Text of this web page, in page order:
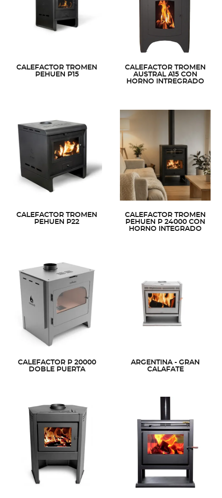
CALEFACTOR TROMEN
PEHUEN P15
CALEFACTOR TROMEN
AUSTRAL A15 CON
HORNO INTREGRADO
CALEFACTOR TROMEN
PEHUEN P22
CALEFACTOR TROMEN
PEHUEN P 24000 CON
HORNO INTEGRADO
CALEFACTOR P 20000
DOBLE PUERTA
ARGENTINA - GRAN
CALAFATE